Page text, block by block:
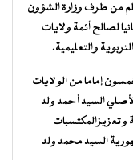
من طرف وزارة الشؤون
لصالح أئمة ولايات
والتعليمية.
إماما من الولايات
السيد أحمد ولد
وتعزيزالمكتسبات
السيد محمد ولد